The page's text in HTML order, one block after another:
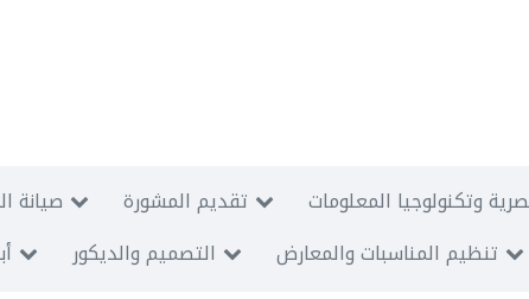
صيانة تقديم المشورة
وتكنولوجيا المعلومات
التصميم والديكور تنظيم المناسبات والمعارض